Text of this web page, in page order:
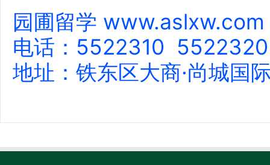
园圃留学 www.aslxw.com
电话：5522310 5522320
地址：铁东区大商·尚城国